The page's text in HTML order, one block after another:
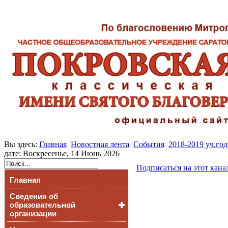
Вы здесь: Главная Новостная лента События 2018-2019 уч.год
дате: Воскресенье, 14 Июнь 2026
Главная
Сведения об
образовательной
организации
Подписаться на этот